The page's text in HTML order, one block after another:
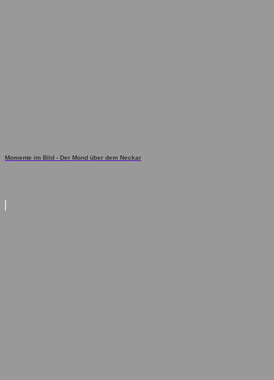
Momente im Bild - Der Mond über dem Neckar